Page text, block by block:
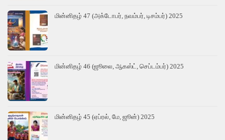
மின்னிதழ் 47 (அக்டோபர், நவம்பர், டிசம்பர்) 2025
மின்னிதழ் 46 (ஜூலை, ஆகஸ்ட், செப்டம்பர்) 2025
மின்னிதழ் 45 (ஏப்ரல், மே, ஜூன்) 2025